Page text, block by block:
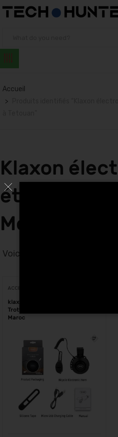
Accueil
Klaxon
étanche
Motos à
Voici le seul résultat
ACCESSOIRES
klaxon électronique pour
Trottinette électrique et vélo au
Maroc